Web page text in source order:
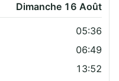
Dimanche 16 Août
05:36
06:49
13:52